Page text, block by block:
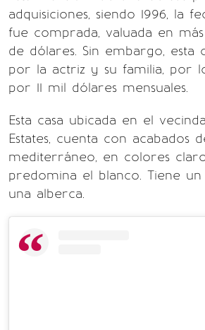
adquisiciones, siendo 1996, la
fue comprada, valuada en
de dólares. Sin embargo, esta
por la actriz y su familia, por
por 11 mil dólares mensuales.
Esta casa ubicada en el
Estates, cuenta con acabados
mediterráneo, en colores
predomina el blanco. Tiene
una alberca.